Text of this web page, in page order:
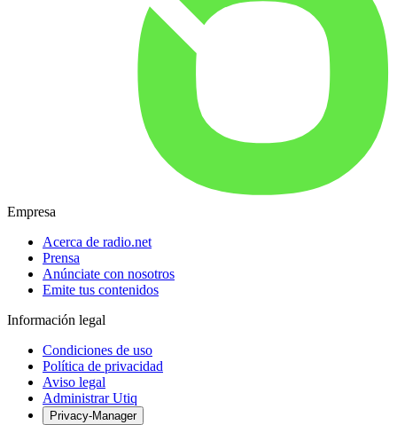
Empresa
Acerca de radio.net
Prensa
Anúnciate con nosotros
Emite tus contenidos
Información legal
Condiciones de uso
Política de privacidad
Aviso legal
Administrar Utiq
Privacy-Manager